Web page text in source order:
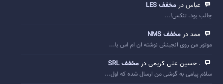
عباس در مخفف LES
جالب بود. تنکس!...
ممد در مخفف NMS
موتور من روی انجینش نوشته ان ام اس با...
. حسین علی کریمی در مخفف SRL
سلام پیامی به گوشی من ارسال شده که اول...